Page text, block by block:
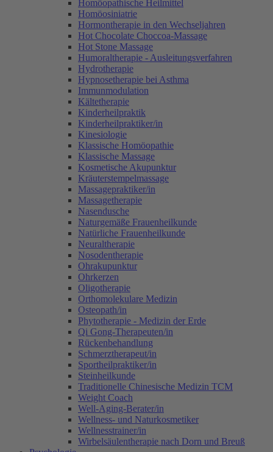
Homöopathische Heilmittel
Homöosiniatrie
Hormontherapie in den Wechseljahren
Hot Chocolate Choccoa-Massage
Hot Stone Massage
Humoraltherapie - Ausleitungsverfahren
Hydrotherapie
Hypnosetherapie bei Asthma
Immunmodulation
Kältetherapie
Kinderheilpraktik
Kinderheilpraktiker/in
Kinesiologie
Klassische Homöopathie
Klassische Massage
Kosmetische Akupunktur
Kräuterstempelmassage
Massagepraktiker/in
Massagetherapie
Nasendusche
Naturgemäße Frauenheilkunde
Natürliche Frauenheilkunde
Neuraltherapie
Nosodentherapie
Ohrakupunktur
Ohrkerzen
Oligotherapie
Orthomolekulare Medizin
Osteopath/in
Phytotherapie - Medizin der Erde
Qi Gong-Therapeuten/in
Rückenbehandlung
Schmerztherapeut/in
Sportheilpraktiker/in
Steinheilkunde
Traditionelle Chinesische Medizin TCM
Weight Coach
Well-Aging-Berater/in
Wellness- und Naturkosmetiker
Wellnesstrainer/in
Wirbelsäulentherapie nach Dorn und Breuß